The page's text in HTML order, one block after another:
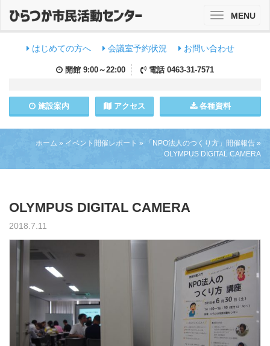
はじめての方へ 会議室予約状況 お問い合わせ
開館 9:00～22:00 電話 0463-31-7571
施設案内 アクセス 各種資料
ToggleMENU
ホーム » イベント開催レポート » 「NPO法人のつくり方」開催報告 »
OLYMPUS DIGITAL CAMERA
OLYMPUS DIGITAL CAMERA
2018.7.11